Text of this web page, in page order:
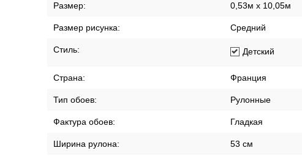
Размер: 0,53м x 10,05м
Размер рисунка: Средний
Стиль: Детский
Страна: Франция
Тип обоев: Рулонные
Фактура обоев: Гладкая
Ширина рулона: 53 см